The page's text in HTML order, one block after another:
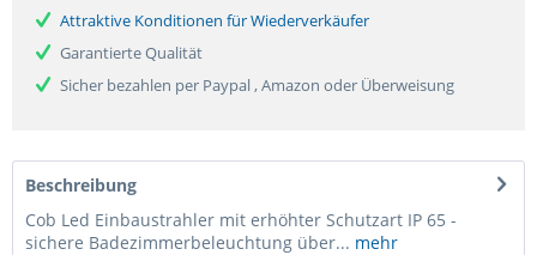
Attraktive Konditionen für Wiederverkäufer
Garantierte Qualität
Sicher bezahlen per Paypal , Amazon oder Überweisung
Beschreibung
Cob Led Einbaustrahler mit erhöhter Schutzart IP 65 -
sichere Badezimmerbeleuchtung über... mehr